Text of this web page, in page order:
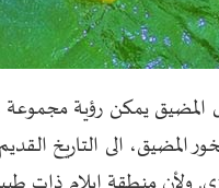
المضيق يمكن رؤية مجموعة
المضيق، الى التاريخ